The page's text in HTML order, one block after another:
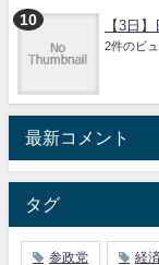
【3日
2件のビ
最新コメント
タグ
参政党 経